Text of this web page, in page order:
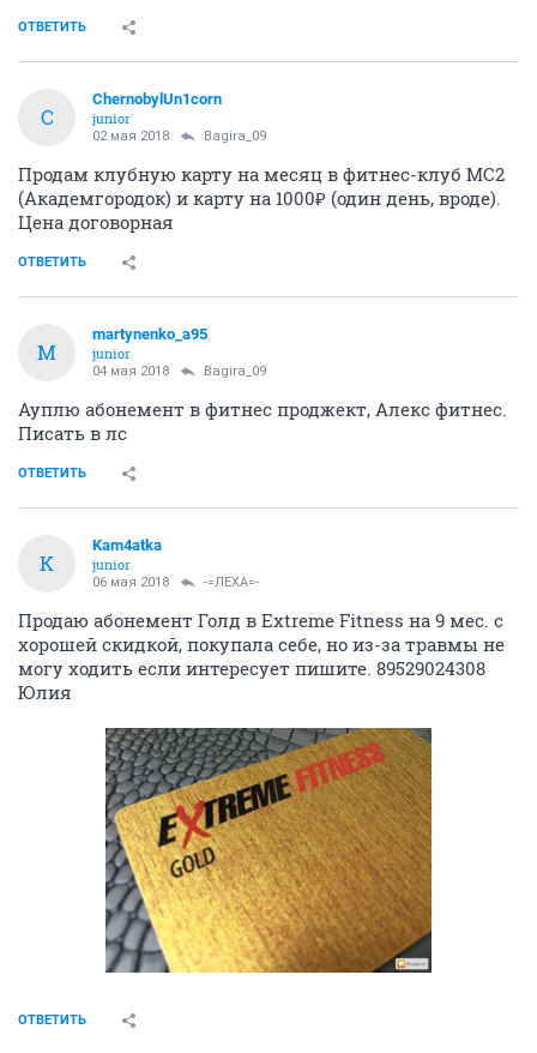
ОТВЕТИТЬ
C
ChernobylUn1corn
junior
02 мая 2018 Bagira_09
Продам клубную карту на месяц в фитнес-клуб МС2
(Академгородок) и карту на 1000₽ (один день, вроде).
Цена договорная
ОТВЕТИТЬ
M
martynenko_a95
junior
04 мая 2018 Bagira_09
Ауплю абонемент в фитнес проджект, Алекс фитнес.
Писать в лс
ОТВЕТИТЬ
K
Kam4atka
junior
06 мая 2018 -=ЛЕХА=-
Продаю абонемент Голд в Extreme Fitness на 9 мес. с
хорошей скидкой, покупала себе, но из-за травмы не
могу ходить если интересует пишите. 89529024308
Юлия
ОТВЕТИТЬ